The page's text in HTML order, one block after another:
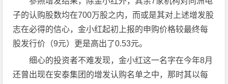
子的认购股数均在700万股之内，而或是其对上述增发股
志在必得的信心，金小红起初上报的申购价格较最终每
股发行价（9元）更是高出了0.53元。
细心的投资者不难发现，金小红这一名字在今年8月
还曾出现在安泰集团的增发认购名单之中，那时其以每